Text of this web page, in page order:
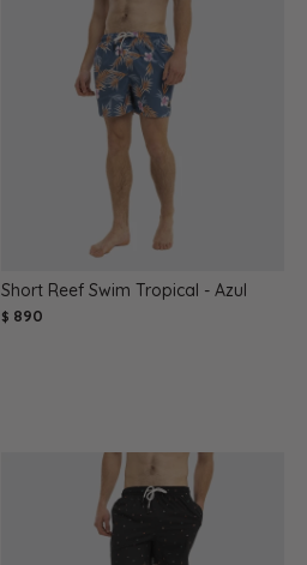
Short Reef Swim Tropical - Azul
$ 890